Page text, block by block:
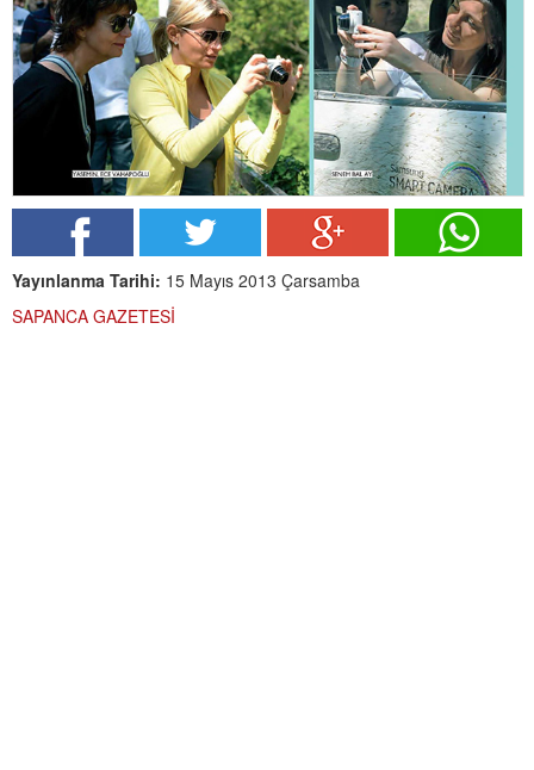
Yayınlanma Tarihi: 15 Mayıs 2013 Çarsamba
SAPANCA GAZETESİ